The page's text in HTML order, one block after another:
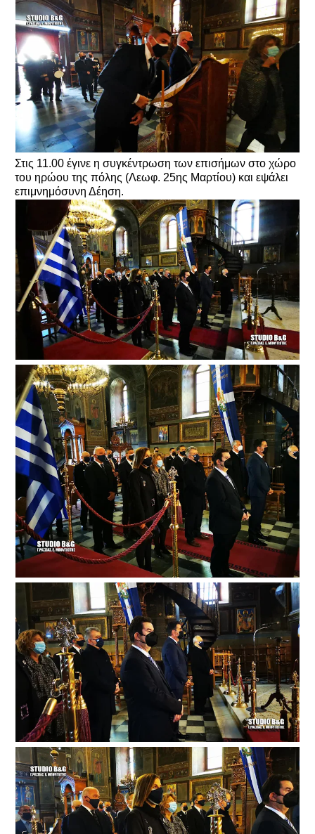
Στις 11.00 έγινε η συγκέντρωση των επισήμων στο χώρο
του ηρώου της πόλης (Λεωφ. 25ης Μαρτίου) και εψάλει
επιμνημόσυνη Δέηση.